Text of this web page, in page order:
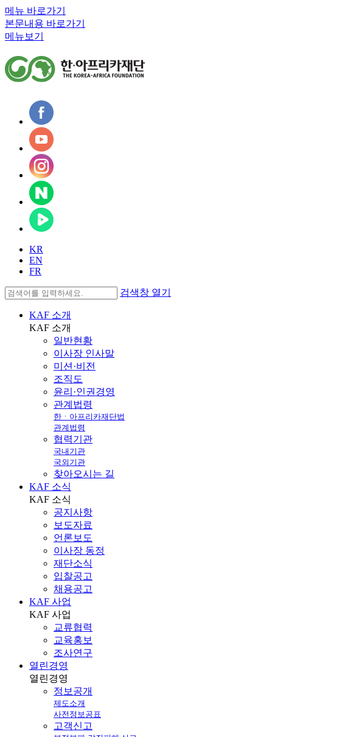
메뉴 바로가기
본문내용 바로가기
메뉴보기
KR
EN
FR
검색창 열기
KAF 소개
KAF 소개
일반현황
이사장 인사말
미션·비전
조직도
윤리·인권경영
관계법령
한ㆍ아프리카재단법
관계법령
협력기관
국내기관
국외기관
찾아오시는 길
KAF 소식
KAF 소식
공지사항
보도자료
언론보도
이사장 동정
재단소식
입찰공고
채용공고
KAF 사업
KAF 사업
교류협력
교육홍보
조사연구
열린경영
열린경영
정보공개
제도소개
사전정보공표
고객신고